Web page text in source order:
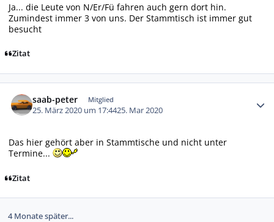
Ja... die Leute von N/Er/Fü fahren auch gern dort hin.
Zumindest immer 3 von uns. Der Stammtisch ist immer gut
besucht
Zitat
saab-peter Mitglied
25. März 2020 um 17:4425. Mar 2020
Das hier gehört aber in Stammtische und nicht unter
Termine...
Zitat
4 Monate später...